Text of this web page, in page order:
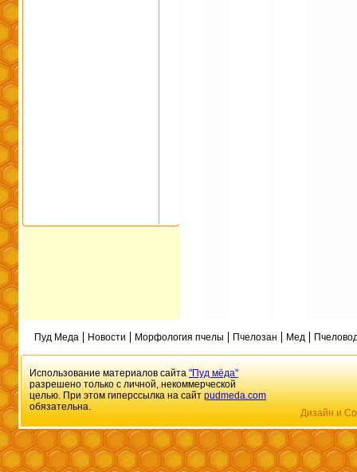
Пуд Меда Новости Морфология пчелы Пчелозан Мед
Использование материалов сайта"Пуд мёда"
разрешено только с личной, некоммерческой
целью. При этом гиперссылка на сайтpudmeda.com
обязательна.
Дизайн и